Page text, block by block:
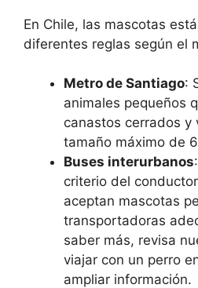
En Chile, las mascotas
diferentes reglas según el
Metro de Santiago:
animales pequeños
canastos cerrados y
tamaño máximo de
Buses interurbanos
criterio del
aceptan mascotas
transportadoras
saber más, revisa
viajar con un perro
ampliar información.